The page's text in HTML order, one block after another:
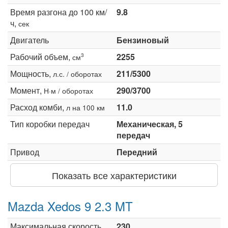
Время разгона до 100 км/
ч, сек
9.8
Двигатель
Бензиновый
Рабочий объем, см3
2255
Мощность, л.с. / оборотах
211/5300
Момент, Н·м / оборотах
290/3700
Расход комби, л на 100 км
11.0
Тип коробки передач
Механическая, 5
передач
Привод
Передний
Показать все характеристики
Mazda Xedos 9 2.3 MT